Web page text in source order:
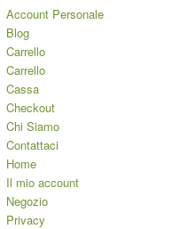
Account Personale
Blog
Carrello
Carrello
Cassa
Checkout
Chi Siamo
Contattaci
Home
Il mio account
Negozio
Privacy